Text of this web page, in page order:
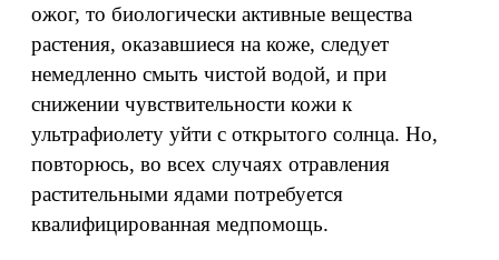
ожог, то биологически активные вещества
растения, оказавшиеся на коже, следует
немедленно смыть чистой водой, и при
снижении чувствительности кожи к
ультрафиолету уйти с открытого солнца. Но,
повторюсь, во всех случаях отравления
растительными ядами потребуется
квалифицированная медпомощь.